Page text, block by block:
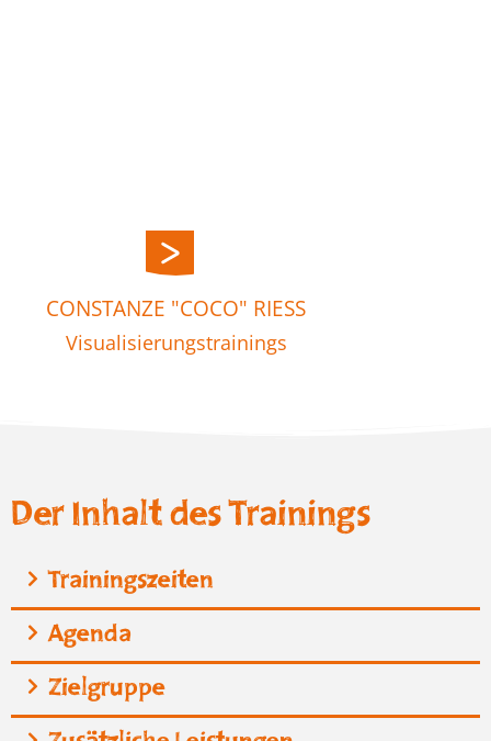
CONSTANZE "COCO" RIESS
Visualisierungstrainings
Der Inhalt des Trainings
Trainingszeiten
Agenda
Zielgruppe